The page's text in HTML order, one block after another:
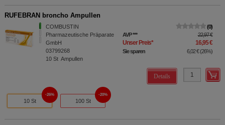
RUFEBRAN broncho Ampullen
COMBUSTIN
Pharmazeutische Präparate
GmbH
03799268
10 St Ampullen
0
AVP*** 22,97 €
Unser Preis* 16,95 €
Sie sparen 6,02 €(26%)
Details
10 St
26%
100 St
20%